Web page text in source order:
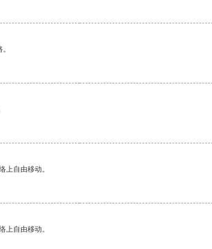
上自由移动。
上自由移动。